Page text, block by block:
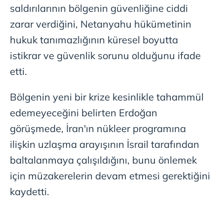
saldırılarının bölgenin güvenliğine ciddi
zarar verdiğini, Netanyahu hükümetinin
hukuk tanımazlığının küresel boyutta
istikrar ve güvenlik sorunu olduğunu ifade
etti.
Bölgenin yeni bir krize kesinlikle tahammül
edemeyeceğini belirten Erdoğan
görüşmede, İran'ın nükleer programına
ilişkin uzlaşma arayışının İsrail tarafından
baltalanmaya çalışıldığını, bunu önlemek
için müzakerelerin devam etmesi gerektiğini
kaydetti.